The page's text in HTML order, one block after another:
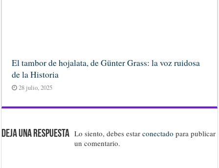
El tambor de hojalata, de Günter Grass: la voz ruidosa
de la Historia
28 julio, 2025
Deja una respuesta Lo siento, debes estarconectado para publicar
un comentario.